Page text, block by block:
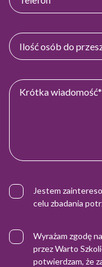
Jestem
celu zbadania
Wyrażam zgodę
przez Warto
potwierdzam, że